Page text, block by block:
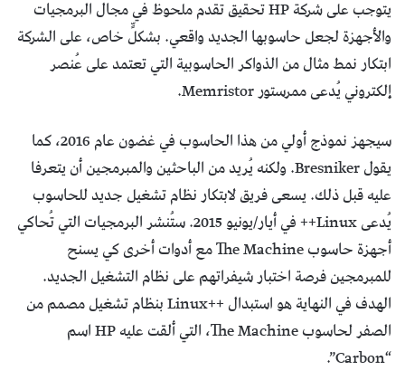
يتوجب على شركة HP تحقيق تقدم ملحوظ في مجال البرمجيات
والأجهزة لجعل حاسوبها الجديد واقعي. بشكلٍّ خاص، على الشركة
ابتكار نمط مثال من الذواكر الحاسوبية التي تعتمد على عُنصر
إلكتروني يُدعى ممرستور Memristor.
سيجهز نموذج أولي من هذا الحاسوب في غضون عام 2016، كما
يقول Bresniker. ولكنه يُريد من الباحثين والمبرمجين أن يتعرفا
عليه قبل ذلك. يسعى فريق لابتكار نظام تشغيل جديد للحاسوب
يُدعى Linux++ في أيار/يونيو 2015. ستُنشر البرمجيات التي تُحاكي
أجهزة حاسوب The Machine مع أدوات أخرى كي يسنح
للمبرمجين فرصة اختبار شيفراتهم على نظام التشغيل الجديد.
الهدف في النهاية هو استبدال ++Linux بنظام تشغيل مصمم من
الصفر لحاسوب The Machine، التي ألقت عليه HP اسم
“Carbon”.